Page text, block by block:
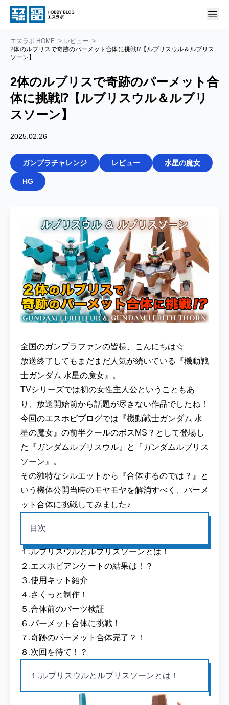
エスラボ HOME
レビュー
2体のルブリスで奇跡のパーメット合体に挑戦⁉【ルブリスウル＆ルブリス
ソーン】
2体のルブリスで奇跡のパーメット合
体に挑戦⁉【ルブリスウル＆ルブリ
スソーン】
2025.02.26
ガンプラチャレンジ レビュー 水星の魔女
HG
全国のガンプラファンの皆様、こんにちは☆
放送終了してもまだまだ人気が続いている『機動戦
士ガンダム 水星の魔女』。
TVシリーズでは初の女性主人公ということもあ
り、放送開始前から話題が尽きない作品でしたね！
今回のエスホビブログでは『機動戦士ガンダム 水
星の魔女』の前半クールのボスMS？として登場し
た『ガンダムルブリスウル』と『ガンダムルブリス
ソーン』。
その独特なシルエットから『合体するのでは？』と
いう機体公開当時のモヤモヤを解消すべく、パーメ
ット合体に挑戦してみました♪
目次
１.ルブリスウルとルブリスソーンとは！
２.エスホビアンケートの結果は！？
３.使用キット紹介
４.さくっと制作！
５.合体前のパーツ検証
６.パーメット合体に挑戦！
７.奇跡のパーメット合体完了？！
８.次回を待て！？
１.ルブリスウルとルブリスソーンとは！